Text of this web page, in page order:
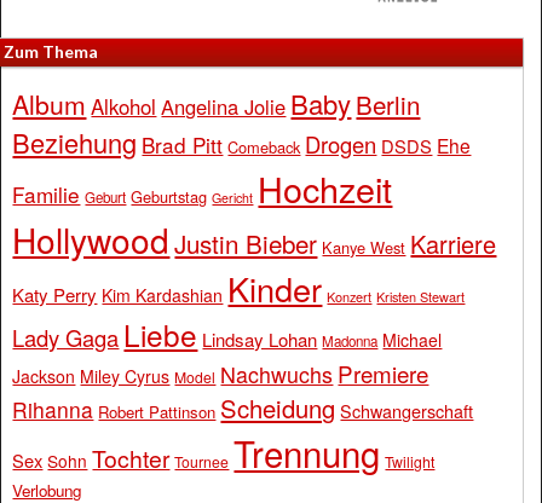
Zum Thema
Album Alkohol Angelina Jolie BabyBerlin
Beziehung Brad Pitt Comeback Drogen DSDS Ehe
Familie Geburt Geburtstag Gericht Hochzeit
Hollywood Justin Bieber Kanye West Karriere
Katy Perry Kim Kardashian Kinder Konzert Kristen Stewart
Lady Gaga Liebe Lindsay Lohan Madonna Michael
Jackson Miley Cyrus Model Nachwuchs Premiere
Rihanna Robert Pattinson Scheidung Schwangerschaft
Sex Sohn Tochter Tournee Trennung Twilight
Verlobung